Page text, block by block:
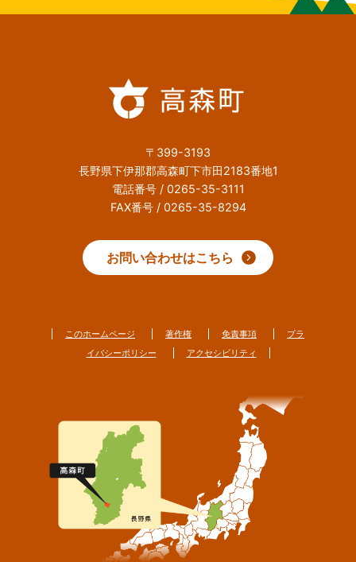
〒399-3193
長野県下伊那郡高森町下市田2183番地1
電話番号 / 0265-35-3111
FAX番号 / 0265-35-8294
お問い合わせはこちら
このホームページ 著作権 免責事項
プラ
イバシーポリシー
アクセシビリティ